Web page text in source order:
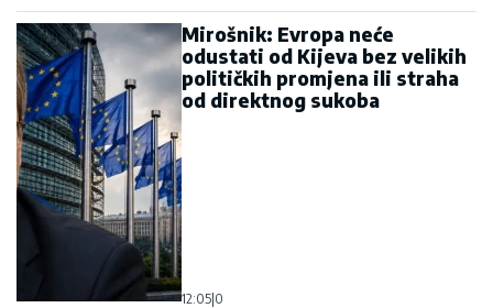
Mirošnik: Evropa neće
odustati od Kijeva bez velikih
političkih promjena ili straha
od direktnog sukoba
12:05|0